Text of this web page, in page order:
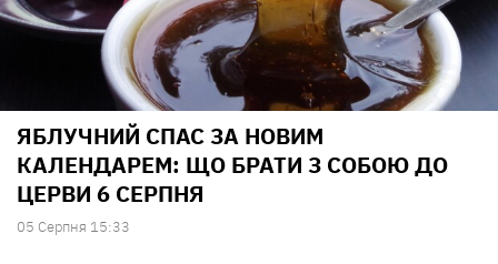
ЯБЛУЧНИЙ СПАС ЗА НОВИМ
КАЛЕНДАРЕМ: ЩО БРАТИ З СОБОЮ ДО
ЦЕРВИ 6 СЕРПНЯ
05 Серпня 15:33